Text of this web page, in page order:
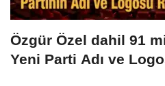
Özgür Özel dahil 91
Yeni Parti Adı ve